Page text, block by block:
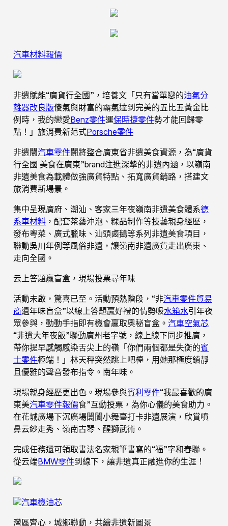
汽車材料報價
非遺賦能“廣貨行全國”，培養文「只有當單戀的油氣分
離器改良版傻氣與財富的霸氣達到完美的五比五黃金比
例時，我的戀愛Benz零件運保時捷零件勢才能回歸零
點！」旅消費新范式Porsche零件
非遺闤汽車零件闠將整合廣東省非遺美食資源，為“廣貨
行全國 美食在廣東”brand注進深摯的非遺內涵，以嶺南
非遺美食為載體做強廣貨特點、拓寬廣貨銷路，搭建文
旅消費新場景。
集中呈現廣府、潮汕、客家三年夜嶺南非遺美食體系德
系車材料 ，配套茶藝沖泡、粿品制作等技藝親身經歷，
發布粵菜、廣式臘味、汕頭鹵鵝等系列非遺美食項目，
聯動吳川年例等風俗非遺，讓嶺南非遺廣貨走出廣東、
走向全國。
云上答題贏盲盒，現場投票尋年味
活動未啟，驚喜已至。活動預熱階段，“非汽車零件貿易
商遺年味盲盒”以線上答題贏好禮的情勢吸水箱水引年夜
眾參與，動動手指即有機會贏取奧秘盲盒。 汽車空氣芯
“非遺大年夜飯”聯動廣州老字號，線上線下同步推廣，
帶你提早感觸感染舌尖上的嶺「你們兩個都是失衡的賓
士零件極端！」林天秤突然跳上吧檯，用她那極度鎮靜
且優雅的聲音發布指令。南年味。
現場親身經歷更出色。現場參與賓利零件“我最喜歡的廣
東美汽車零件報價食”互動投票，為你心儀的美食助力。
在花城廣場下沉廣場闤闠小舞臺打卡非遺展演，欣賞噴
鼻云紗走秀、嶺南古琴、醒獅武術。
完成任務還可領取書法名家親筆書寫的“福”字和春聯。
從云端BMW零件到線下，讓非遺真正融進你的生涯！
汽車機油芯
灣區齊心，城鄉聯動，共繪非遺新圖景